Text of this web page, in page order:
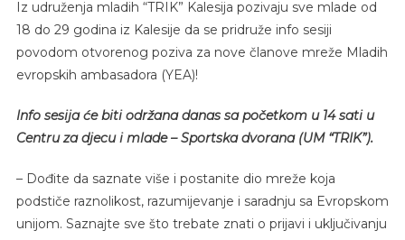
Iz udruženja mladih “TRIK” Kalesija pozivaju sve mlade od
18 do 29 godina iz Kalesije da se pridruže info sesiji
povodom otvorenog poziva za nove članove mreže Mladih
evropskih ambasadora (YEA)!
Info sesija će biti održana danas sa početkom u 14 sati u
Centru za djecu i mlade – Sportska dvorana (UM “TRIK”).
– Dođite da saznate više i postanite dio mreže koja
podstiče raznolikost, razumijevanje i saradnju sa Evropskom
unijom. Saznajte sve što trebate znati o prijavi i uključivanju